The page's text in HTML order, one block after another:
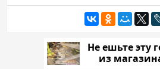
Не ешьте эту
из